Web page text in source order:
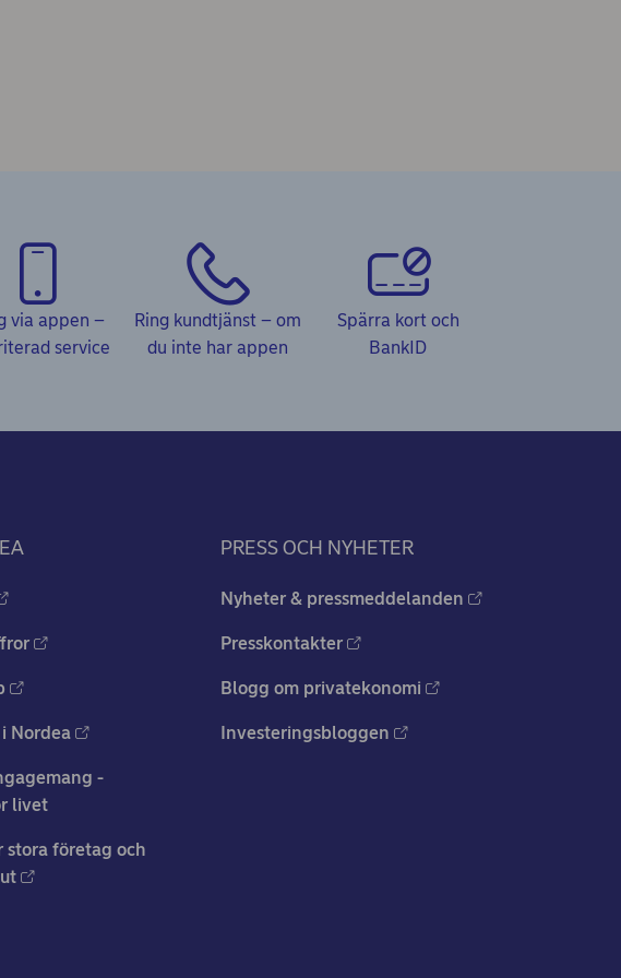
via appen –
service
Ring kundtjänst – om
du inte har appen
Spärra kort och
BankID
Nordea
-
livet
stora företag och
PRESS OCH NYHETER
Nyheter & pressmeddelanden
Presskontakter
Blogg om privatekonomi
Investeringsbloggen